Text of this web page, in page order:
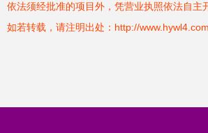
依法须经批准的项目外，凭营业执照依法自主
如若转载，请注明出处：http://